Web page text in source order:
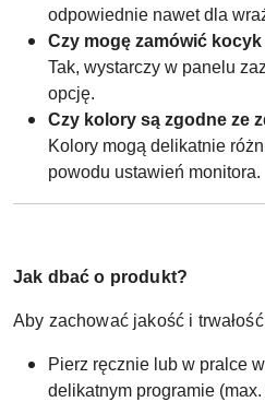
odpowiednie nawet dla
Czy mogę zamówić kocyk
Tak, wystarczy w panelu
opcję.
Czy kolory są zgodne ze
Kolory mogą delikatnie
powodu ustawień monitora.
Jak dbać o produkt?
Aby zachować jakość i
Pierz ręcznie lub w pralce
delikatnym programie (max.